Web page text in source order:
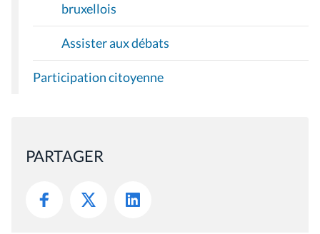
bruxellois
Assister aux débats
Participation citoyenne
PARTAGER